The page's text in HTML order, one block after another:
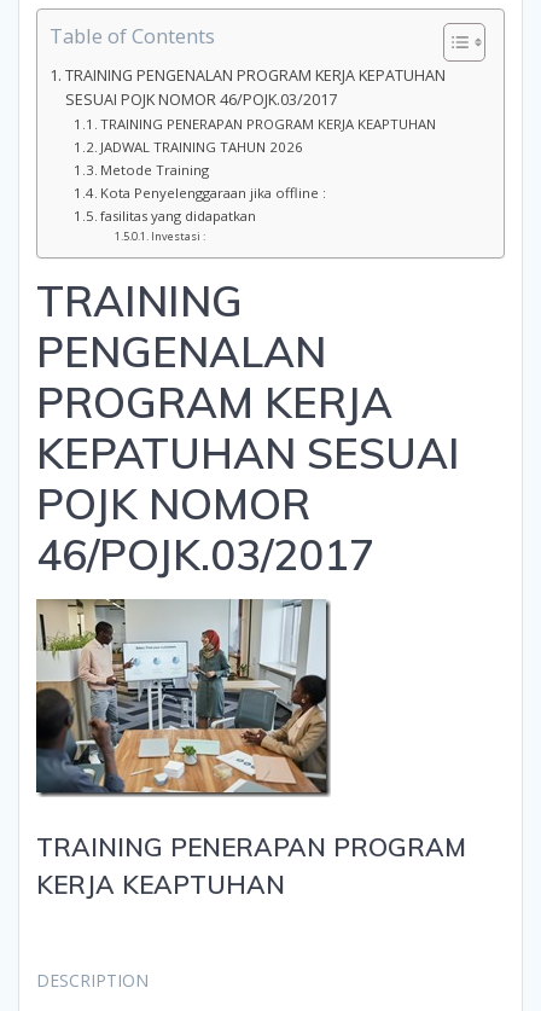
Table of Contents
TRAINING PENGENALAN PROGRAM KERJA KEPATUHAN
SESUAI POJK NOMOR 46/POJK.03/2017
TRAINING PENERAPAN PROGRAM KERJA KEAPTUHAN
JADWAL TRAINING TAHUN 2026
Metode Training
Kota Penyelenggaraan jika offline :
fasilitas yang didapatkan
Investasi :
TRAINING
PENGENALAN
PROGRAM KERJA
KEPATUHAN SESUAI
POJK NOMOR
46/POJK.03/2017
TRAINING PENERAPAN PROGRAM
KERJA KEAPTUHAN
DESCRIPTION